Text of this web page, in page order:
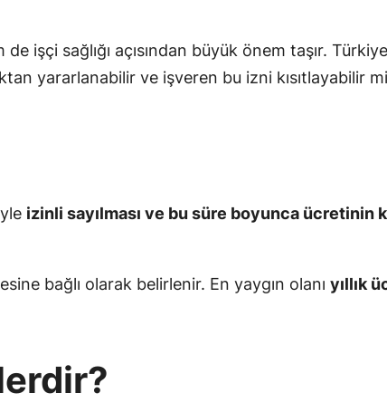
işçi sağlığı açısından büyük önem taşır.
yararlanabilir ve işveren bu izni kısıtlayabilir
izinli sayılması ve bu süre boyunca ücretinin
bağlı olarak belirlenir. En yaygın olanı yıllık